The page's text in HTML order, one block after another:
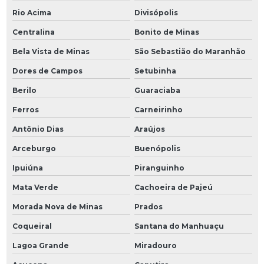
Rio Acima Divisópolis
Centralina Bonito de Minas
Bela Vista de Minas São Sebastião do Maranhão
Dores de Campos Setubinha
Berilo Guaraciaba
Ferros Carneirinho
Antônio Dias Araújos
Arceburgo Buenópolis
Ipuiúna Piranguinho
Mata Verde Cachoeira de Pajeú
Morada Nova de Minas Prados
Coqueiral Santana do Manhuaçu
Lagoa Grande Miradouro